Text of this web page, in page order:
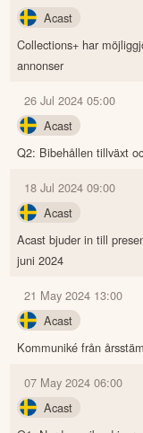
Acast
Collections+ har
annonser
26 Jul 2024 05:00
Acast
Q2: Bibehållen tillväxt
18 Jul 2024 09:00
Acast
Acast bjuder in till
juni 2024
21 May 2024 13:00
Acast
Kommuniké från
07 May 2024 06:00
Acast